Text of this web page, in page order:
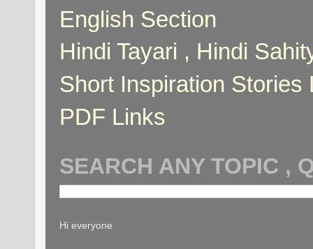
English Section
Hindi Tayari , Hindi
Short Inspiration Stories
PDF Links
SEARCH ANY TOPIC ,
Hi everyone